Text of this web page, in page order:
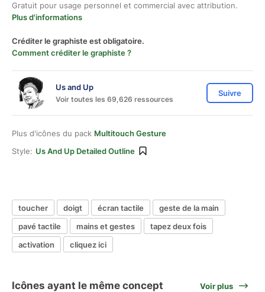
Gratuit pour usage personnel et commercial avec attribution.
Plus d'informations
Créditer le graphiste est obligatoire.
Comment créditer le graphiste ?
Us and Up
Voir toutes les 69,626 ressources
Suivre
Plus d'icônes du pack Multitouch Gesture
Style: Us And Up Detailed Outline
toucher doigt écran tactile
geste de la main
pavé tactile
mains et gestes
tapez deux fois
activation
cliquez ici
Icônes ayant le même concept Voir plus